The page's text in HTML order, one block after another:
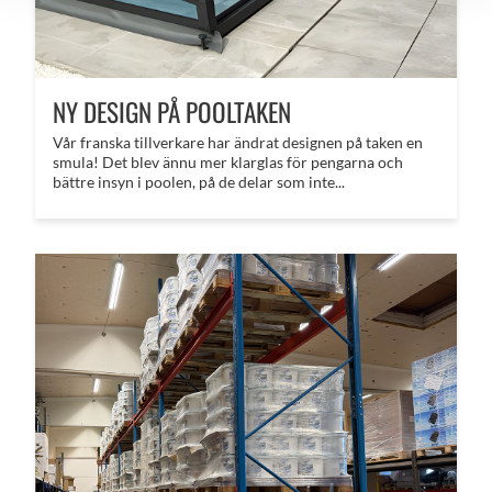
NY DESIGN PÅ POOLTAKEN
Vår franska tillverkare har ändrat designen på taken en
smula! Det blev ännu mer klarglas för pengarna och
bättre insyn i poolen, på de delar som inte...